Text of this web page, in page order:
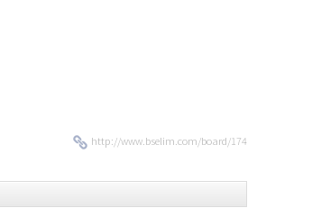
http://www.bselim.com/board/174